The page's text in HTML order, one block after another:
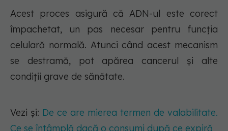
Acest proces asigură că ADN-ul este corect
împachetat, un pas necesar pentru funcția
celulară normală. Atunci când acest mecanism
se destramă, pot apărea cancerul și alte
condiții grave de sănătate.
Vezi și: De ce are mierea termen de valabilitate.
Ce se întâmplă dacă o consumi după ce expiră